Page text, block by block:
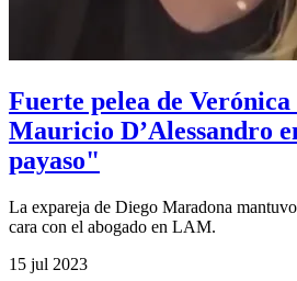
Fuerte pelea de
Mauricio D’Alessandro
payaso"
La expareja de Diego Maradona
cara con el abogado en LAM.
15 jul 2023